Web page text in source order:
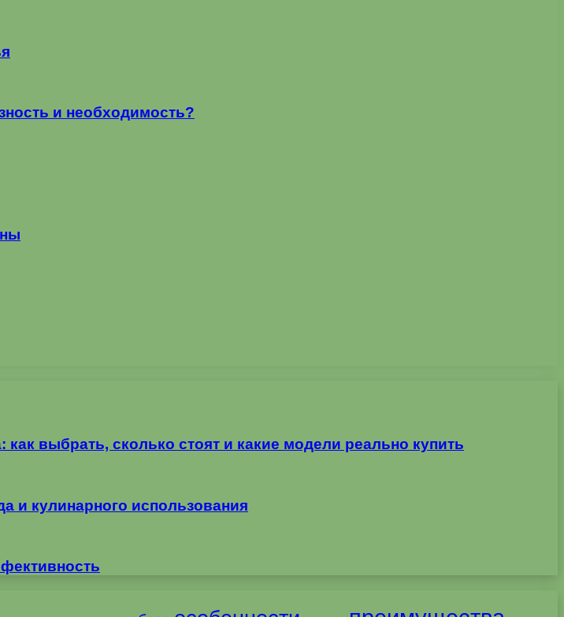
и необходимость?
выбрать, сколько стоят и какие модели реально купить
и кулинарного использования